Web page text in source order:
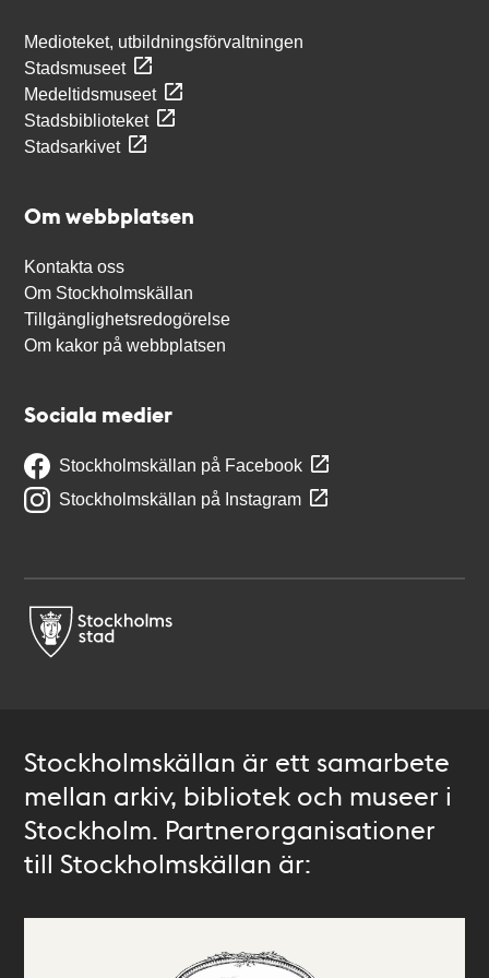
Medioteket, utbildningsförvaltningen
Stadsmuseet
Medeltidsmuseet
Stadsbiblioteket
Stadsarkivet
Om webbplatsen
Kontakta oss
Om Stockholmskällan
Tillgänglighetsredogörelse
Om kakor på webbplatsen
Sociala medier
Stockholmskällan på Facebook
Stockholmskällan på Instagram
Stockholmskällan är ett samarbete
mellan arkiv, bibliotek och museer i
Stockholm. Partnerorganisationer
till Stockholmskällan är: